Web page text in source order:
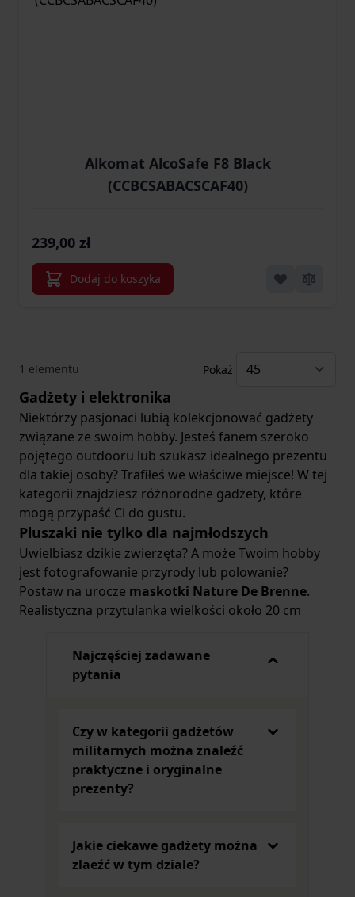
Alkomat AlcoSafe F8 Black
(CCBCSABACSCAF40)
239,00 zł
Dodaj do koszyka
1 elementu Pokaż
Gadżety i elektronika
Niektórzy pasjonaci lubią kolekcjonować gadżety
związane ze swoim hobby. Jesteś fanem szeroko
pojętego outdooru lub szukasz idealnego prezentu
dla takiej osoby? Trafiłeś we właściwe miejsce! W tej
kategorii znajdziesz różnorodne gadżety, które
mogą przypaść Ci do gustu.
Pluszaki nie tylko dla najmłodszych
Uwielbiasz dzikie zwierzęta? A może Twoim hobby
jest fotografowanie przyrody lub polowanie?
Postaw na urocze maskotki Nature De Brenne.
Realistyczna przytulanka wielkości około 20 cm
wykonana została z miękkich materiałów, dzięki
czemu idealnie nadaje się na upominek.
Dodatkową atrakcją jest fakt, że po naciśnięciu
mechanizmu zabawka wydaje dźwięki imitujące
pluszowego dzika, sowę, koziorożca, szopa, królika
i niedźwiedzia, a nawet żółwia. Sympatyczna
przytulanka może zostać ulubionym pluszakiem do
zabawy lub dekoracją pokoju.
Firma Nature De Brenne ma w swojej ofercie także
dzikiej przyrody. Urocze breloczki, zabawne czapki i
szaliki, a także ciepłe kapcie z motywem dzika to
rewelacyjny pomysł na upominek na każdą okazję.
Najczęściej zadawane
pytania
Czy w kategorii gadżetów
militarnych można znaleźć
praktyczne i oryginalne
prezenty?
Jakie ciekawe gadżety można
zlaeźć w tym dziale?